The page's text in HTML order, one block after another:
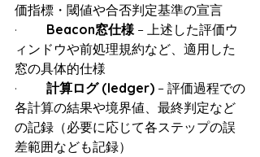
価指標・閾値や合否判定基準の宣言
· Beacon窓仕様 – 上述した評価ウ
ィンドウや前処理規約など、適用した
窓の具体的仕様
· 計算ログ (ledger) – 評価過程での
各計算の結果や境界値、最終判定など
の記録（必要に応じて各ステップの誤
差範囲なども記録）